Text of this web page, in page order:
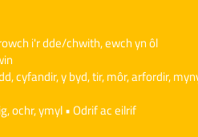
i'r dde/chwith, ewch yn ôl
cyfandir, y byd, tir, môr, arfordir,
ochr, ymyl • Odrif ac eilrif